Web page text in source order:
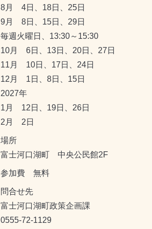
8月 4日、18日、25日
9月 8日、15日、29日
毎週火曜日、13:30～15:30
10月 6日、13日、20日、27日
11月 10日、17日、24日
12月 1日、8日、15日
2027年
1月 12日、19日、26日
2月 2日
場所
富士河口湖町 中央公民館2F
参加費 無料
問合せ先
富士河口湖町政策企画課
0555-72-1129